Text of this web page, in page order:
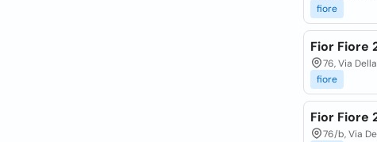
fiore
Fior Fiore
76, Via
fiore
Fior Fiore
76/b, Via